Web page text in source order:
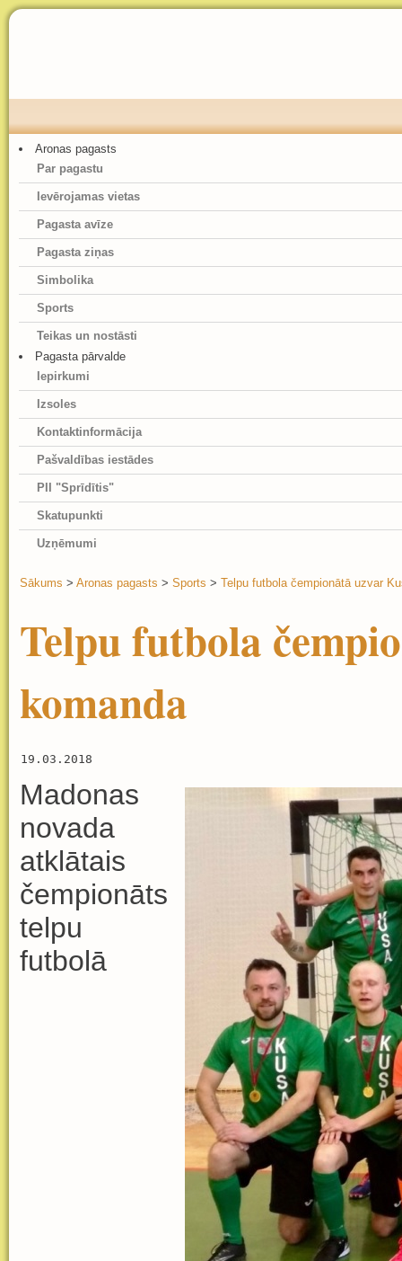
Aronas pagasts
Par pagastu
Ievērojamas vietas
Pagasta avīze
Pagasta ziņas
Simbolika
Sports
Teikas un nostāsti
Pagasta pārvalde
Iepirkumi
Izsoles
Kontaktinformācija
Pašvaldības iestādes
PII "Sprīdītis"
Skatupunkti
Uzņēmumi
Sākums > Aronas pagasts > Sports > Telpu futbola čempionātā uzvar
Telpu futbola
komanda
19.03.2018
Madonas
novada
atklātais
čempionāts
telpu
futbolā